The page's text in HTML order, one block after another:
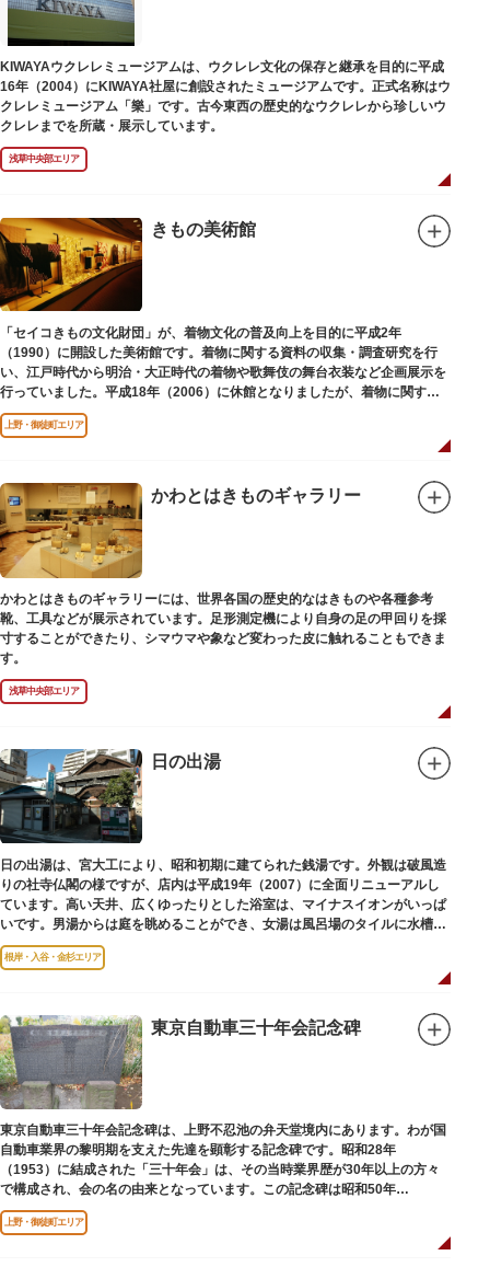
【Twitter】https://twitter.com/onoterupr
KIWAYAウクレレミュージアムは、ウクレレ文化の保存と継承を目的に平成
16年（2004）にKIWAYA社屋に創設されたミュージアムです。正式名称はウ
クレレミュージアム「樂」です。古今東西の歴史的なウクレレから珍しいウ
クレレまでを所蔵・展示しています。
浅草中央部エリア
きもの美術館
「セイコきもの文化財団」が、着物文化の普及向上を目的に平成2年
（1990）に開設した美術館です。着物に関する資料の収集・調査研究を行
い、江戸時代から明治・大正時代の着物や歌舞伎の舞台衣装など企画展示を
行っていました。平成18年（2006）に休館となりましたが、着物に関する
調査研究等は引き続き本財団で行っています。
平成18年（2006）に休館
上野・御徒町エリア
かわとはきものギャラリー
かわとはきものギャラリーには、世界各国の歴史的なはきものや各種参考
靴、工具などが展示されています。足形測定機により自身の足の甲回りを採
寸することができたり、シマウマや象など変わった皮に触れることもできま
す。
浅草中央部エリア
日の出湯
日の出湯は、宮大工により、昭和初期に建てられた銭湯です。外観は破風造
りの社寺仏閣の様ですが、店内は平成19年（2007）に全面リニューアルし
ています。高い天井、広くゆったりとした浴室は、マイナスイオンがいっぱ
いです。男湯からは庭を眺めることができ、女湯は風呂場のタイルに水槽が
はめ込まれ、可愛い金魚が泳いでいます。
根岸・入谷・金杉エリア
東京自動車三十年会記念碑
東京自動車三十年会記念碑は、上野不忍池の弁天堂境内にあります。わが国
自動車業界の黎明期を支えた先達を顕彰する記念碑です。昭和28年
（1953）に結成された「三十年会」は、その当時業界歴が30年以上の方々
で構成され、会の名の由来となっています。この記念碑は昭和50年
（1975）に同会が建立しました。
上野・御徒町エリア